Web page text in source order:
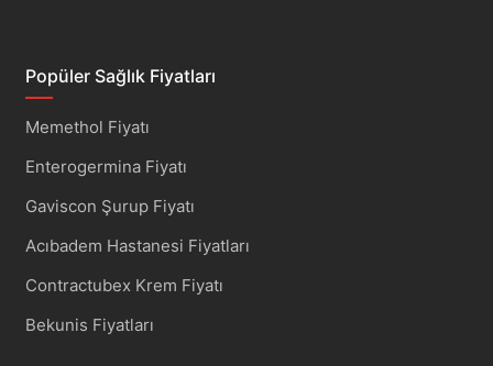
Popüler Sağlık Fiyatları
Memethol Fiyatı
Enterogermina Fiyatı
Gaviscon Şurup Fiyatı
Acıbadem Hastanesi Fiyatları
Contractubex Krem Fiyatı
Bekunis Fiyatları